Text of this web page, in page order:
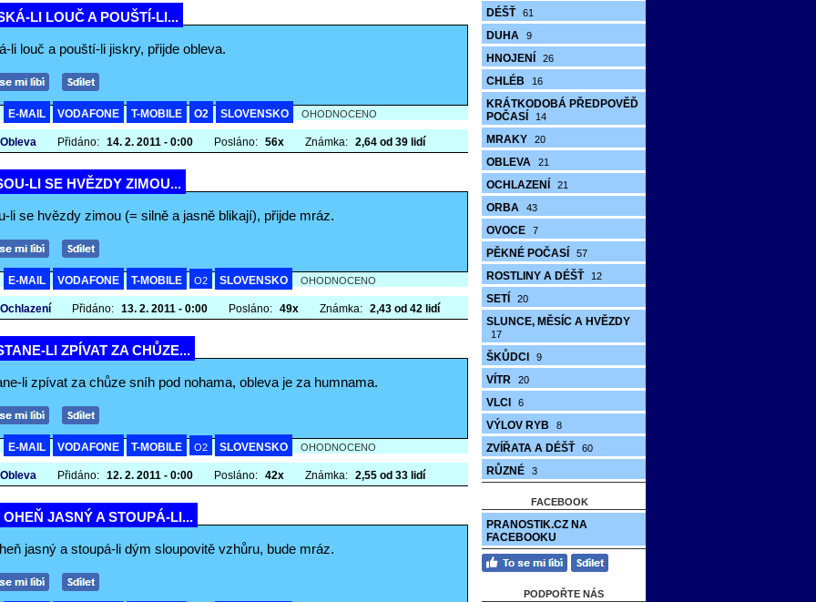
LI LOUČ A POUŠTÍ-LI...
li louč a pouští-li jiskry, přijde obleva.
E-MAIL VODAFONE T-MOBILE O2 SLOVENSKO OHODNOCENO
Přidáno: 14. 2. 2011 - 0:00 Posláno: 56x Známka: 2,64 od 39 lidí
LI SE HVĚZDY ZIMOU...
li se hvězdy zimou (= silně a jasně blikají), přijde mráz.
E-MAIL VODAFONE T-MOBILE O2 SLOVENSKO OHODNOCENO
Přidáno: 13. 2. 2011 - 0:00 Posláno: 49x Známka: 2,43 od 42 lidí
LI ZPÍVAT ZA CHŮZE...
li zpívat za chůze sníh pod nohama, obleva je za humnama.
E-MAIL VODAFONE T-MOBILE O2 SLOVENSKO OHODNOCENO
Přidáno: 12. 2. 2011 - 0:00 Posláno: 42x Známka: 2,55 od 33 lidí
OHEŇ JASNÝ A STOUPÁ-LI...
jasný a stoupá-li dým sloupovitě vzhůru, bude mráz.
DÉŠŤ 61
DUHA 9
HNOJENÍ 26
CHLÉB 16
KRÁTKODOBÁ PŘEDPOVĚĎ
POČASÍ
14
MRAKY 20
OBLEVA 21
OCHLAZENÍ 21
ORBA 43
OVOCE 7
PĚKNÉ POČASÍ 57
ROSTLINY A DÉŠŤ 12
SETÍ 20
SLUNCE, MĚSÍC A HVĚZDY
17
ŠKŮDCI 9
VÍTR 20
VLCI 6
VÝLOV RYB 8
ZVÍŘATA A DÉŠŤ 60
RŮZNÉ 3
FACEBOOK
PRANOSTIK.CZ NA
FACEBOOKU
PODPOŘTE NÁS